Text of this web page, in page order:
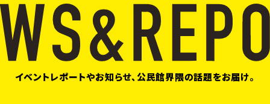
イベントレポートやお知らせ、公民館界隈の話題をお届け。